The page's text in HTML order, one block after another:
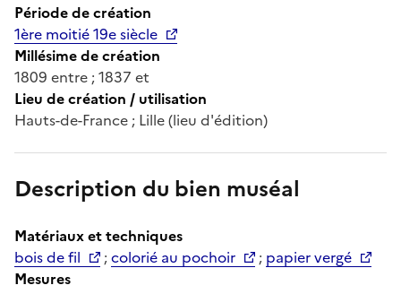
Période de création
1ère moitié 19e siècle
Millésime de création
1809 entre ; 1837 et
Lieu de création / utilisation
Hauts-de-France ; Lille (lieu d'édition)
Description du bien muséal
Matériaux et techniques
bois de fil
;colorié au pochoir ; papier vergé
Mesures